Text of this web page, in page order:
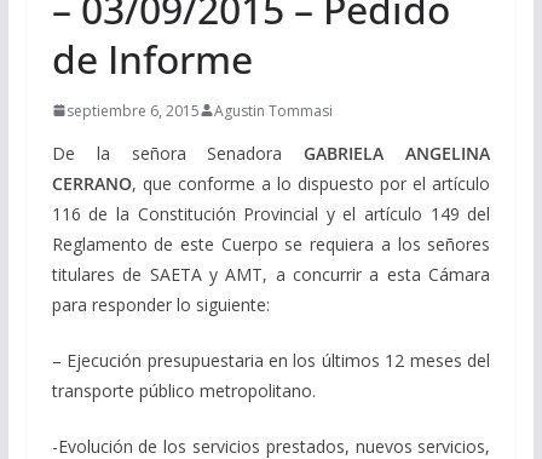
de Informe
septiembre 6, 2015 Agustin Tommasi
De la señora Senadora GABRIELA ANGELINA
CERRANO, que conforme a lo dispuesto por el artículo
116 de la Constitución Provincial y el artículo 149 del
Reglamento de este Cuerpo se requiera a los señores
titulares de SAETA y AMT, a concurrir a esta Cámara
para responder lo siguiente:
– Ejecución presupuestaria en los últimos 12 meses del
transporte público metropolitano.
-Evolución de los servicios prestados, nuevos servicios,